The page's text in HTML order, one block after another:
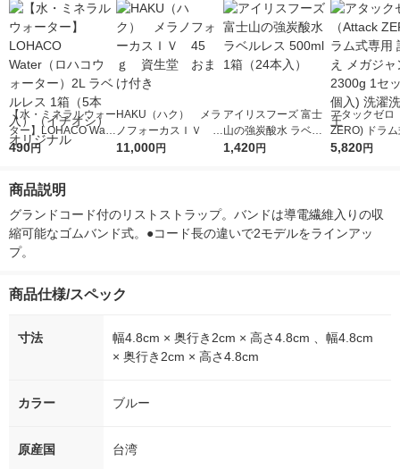
【水・ミネラルウォー
ター】LOHACO Wate
r（ロハコウォータ
シ） オリジナル
490円
HAKU（ハク） メラ
ノフォーカスＩＶ 4
5ｇ 資生堂 おまけ
11,000円
アイリスフーズ 富士
山の強炭酸水 ラベル
レス 500ml 1箱（24
1,420円
アタックゼロ
ZERO) ドラ
詰め替え メガ
5,820円
商品説明
グランドコード付のリストストラップ。バンドは導電繊維入りの収
縮可能なゴムバンド式。●コード長の違いで2モデルをラインアッ
プ。
商品仕様/スペック
寸法
幅4.8cm × 奥行き2cm × 高さ4.8cm 、幅4.8cm
× 奥行き2cm × 高さ4.8cm
カラー ブルー
原産国 台湾